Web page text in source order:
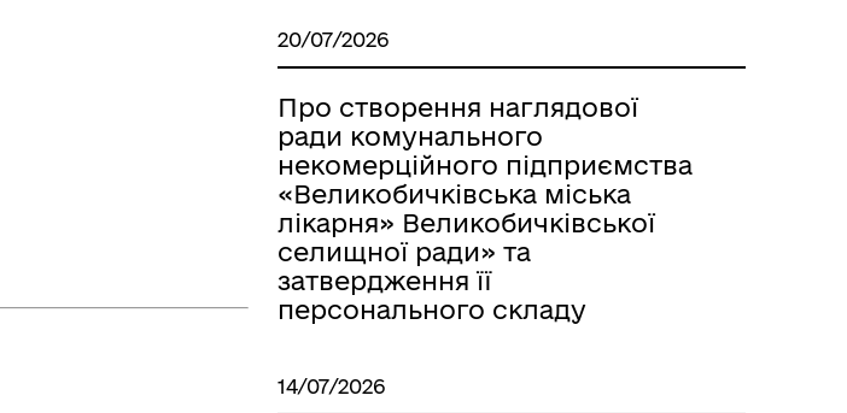
20/07/2026
Про створення наглядової
ради комунального
некомерційного підприємства
«Великобичківська міська
лікарня» Великобичківської
селищної ради» та
затвердження її
персонального складу
14/07/2026